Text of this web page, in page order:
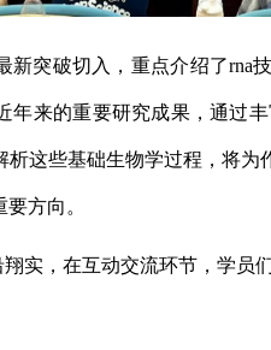
新突破切入，重点介绍了
年来的重要研究成果，通过
这些基础生物学过程，将
方向。
实，在互动交流环节，学员